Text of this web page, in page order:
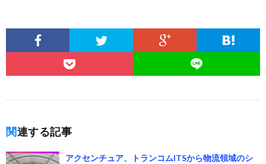
関連する記事
アクセンチュア、トランコムITSから物流領域のシ